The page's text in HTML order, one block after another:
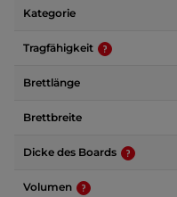
Kategorie
Tragfähigkeit
Brettlänge
Brettbreite
Dicke des Boards
Volumen